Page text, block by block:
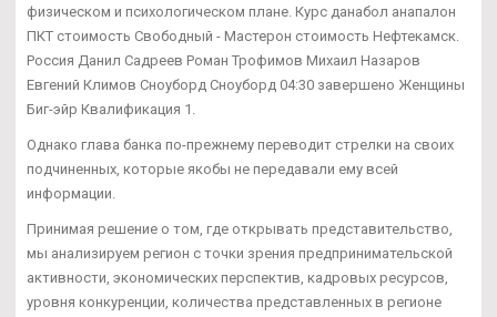
физическом и психологическом плане. Курс данабол анапалон
ПКТ стоимость Свободный - Мастерон стоимость Нефтекамск.
Россия Данил Садреев Роман Трофимов Михаил Назаров
Евгений Климов Сноуборд Сноуборд 04:30 завершено Женщины
Биг-эйр Квалификация 1.
Однако глава банка по-прежнему переводит стрелки на своих
подчиненных, которые якобы не передавали ему всей
информации.
Принимая решение о том, где открывать представительство,
мы анализируем регион с точки зрения предпринимательской
активности, экономических перспектив, кадровых ресурсов,
уровня конкуренции, количества представленных в регионе